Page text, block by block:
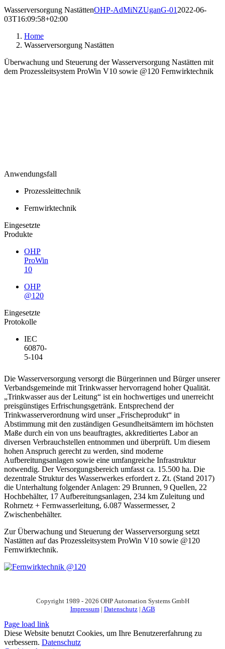
Wasserversorgung NastättenOHP-AdMiNZUganG-01 2022-06-
03T16:09:58+02:00
Home
Wasserversorgung Nastätten
Überwachung und Steuerung der Wasserversorgung Nastätten mit
dem Prozessleitsystem ProWin V10 sowie @120 Fernwirktechnik
Anwendungsfall
Prozessleittechnik
Fernwirktechnik
Eingesetzte
Produkte
OHP
ProWin
10
OHP
@120
Eingesetzte
Protokolle
IEC
60870-
5-104
Die Wasserversorgung versorgt die Bürgerinnen und Bürger unserer
Verbandsgemeinde mit Trinkwasser hervorragend hoher Qualität.
„Trinkwasser aus der Leitung“ ist ein hochwertiges und unerreicht
preisgünstiges Erfrischungsgetränk. Entsprechend der
Trinkwasserverordnung wird unser „Frischeprodukt“ in
Abstimmung mit den zuständigen Gesundheitsämtern im höchsten
Maße durch ein von uns beauftragtes, akkreditiertes Labor an
diversen Verbrauchstellen entnommen und überprüft. Um diesem
hohen Anspruch gerecht zu werden, sind moderne
Aufbereitungsanlagen sowie eine umfangreiche Infrastruktur
notwendig. Der Versorgungsbereich umfasst ca. 15.500 ha. Die
dezentrale Struktur des Wasserwerkes erfordert z. Zt. (Stand 2017)
die Unterhaltung folgender Anlagen: 29 Brunnen, 9 Quellen, 22
Hochbehälter, 17 Aufbereitungsanlagen, 234 km Zuleitung und
Rohrnetz + Fernwasserleitung, 6.087 Wassermesser, 2
Zwischenbehälter.
Zur Überwachung und Steuerung der Wasserversorgung setzt
Nastätten auf das Prozessleitsystem ProWin V10 sowie @120
Fernwirktechnik.
Copyright 1989 - 2026 OHP Automation Systems GmbH
Impressum| Datenschutz| AGB
Page load link
Diese Website benutzt Cookies, um Ihre Benutzererfahrung zu
verbessern. Datenschutz